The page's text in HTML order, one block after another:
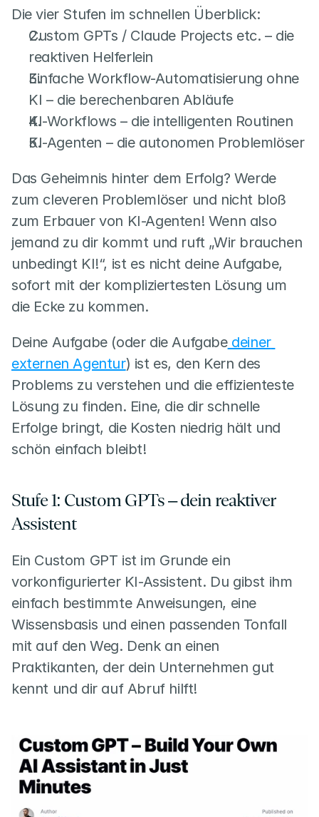
Die vier Stufen im schnellen Überblick:
Custom GPTs / Claude Projects etc. – die
reaktiven Helferlein
Einfache Workflow-Automatisierung ohne
KI – die berechenbaren Abläufe
KI-Workflows – die intelligenten Routinen
KI-Agenten – die autonomen Problemlöser
Das Geheimnis hinter dem Erfolg? Werde
zum cleveren Problemlöser und nicht bloß
zum Erbauer von KI-Agenten! Wenn also
jemand zu dir kommt und ruft „Wir brauchen
unbedingt KI!“, ist es nicht deine Aufgabe,
sofort mit der kompliziertesten Lösung um
die Ecke zu kommen.
Deine Aufgabe (oder die Aufgabe deiner
externen Agentur) ist es, den Kern des
Problems zu verstehen und die effizienteste
Lösung zu finden. Eine, die dir schnelle
Erfolge bringt, die Kosten niedrig hält und
schön einfach bleibt!
Stufe 1: Custom GPTs – dein reaktiver
Assistent
Ein Custom GPT ist im Grunde ein
vorkonfigurierter KI-Assistent. Du gibst ihm
einfach bestimmte Anweisungen, eine
Wissensbasis und einen passenden Tonfall
mit auf den Weg. Denk an einen
Praktikanten, der dein Unternehmen gut
kennt und dir auf Abruf hilft!